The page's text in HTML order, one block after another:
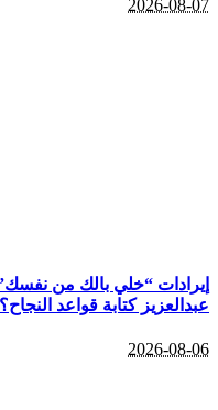
2026-08-07
إيرادات “خلي بالك من
عبدالعزيز كتابة قواعد النجاح؟
2026-08-06